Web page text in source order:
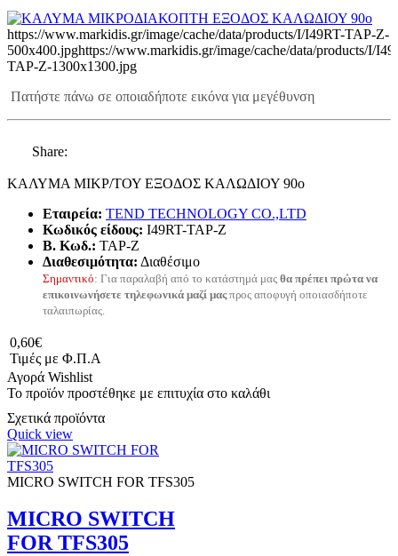
https://www.markidis.gr/image/cache/data/products/I/I49RT-TAP-Z-
500x400.jpghttps://www.markidis.gr/image/cache/data/products/I/
TAP-Z-1300x1300.jpg
Πατήστε πάνω σε οποιαδήποτε εικόνα για μεγέθυνση
Share:
ΚΑΛΥΜΑ ΜΙΚΡ/ΤΟΥ ΕΞΟΔΟΣ ΚΑΛΩΔΙΟΥ 90ο
Εταιρεία: TEND TECHNOLOGY CO.,LTD
Κωδικός είδους: I49RT-TAP-Z
B. Κωδ.: TAP-Z
Διαθεσιμότητα: Διαθέσιμο
Σημαντικό: Για παραλαβή από το κατάστημά μας θα πρέπει πρώτα να
επικοινωνήσετε τηλεφωνικά μαζί μαςπρος αποφυγή οποιασδήποτε
ταλαιπωρίας.
0,60€
Τιμές με Φ.Π.Α
Αγορά Wishlist
Το προϊόν προστέθηκε με επιτυχία στο καλάθι
Σχετικά προϊόντα
Quick view
MICRO SWITCH FOR TFS305
MICRO SWITCH
FOR TFS305